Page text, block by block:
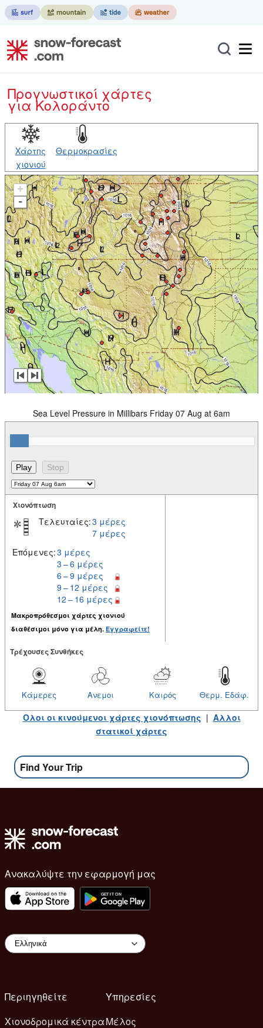
Προγνωστικοί χάρτες
για Κολοράντο
Χάρτης
χιονιού
Θερμοκρασίες
+
-
Sea Level Pressure in Millibars Friday 07 Aug at 6am
Χιονόπτωση
Τελευταίες:3 μέρες
7 μέρες
Επόμενες:3 μέρες
3 – 6 μέρες
6 – 9 μέρες
9 – 12 μέρες
12 – 16 μέρες
Μακροπρόθεσμοι χάρτες χιονιού
διαθέσιμοι μόνο για μέλη. Εγγραφείτε!
Tρέχουσες Συνθήκες
Θερμ. Εδάφ.
Καιρός
Ανεμοι
Κάμερες
Ολοι οι κινούμενοι χάρτες χιονόπτωσης | Αλλοι
στατικοί χάρτες
Find Your Trip
Ανακαλύψτε την εφαρμογή μας
Περιηγηθείτε
Χιονοδρομικά κέντρα
Υπηρεσίες
Μέλος